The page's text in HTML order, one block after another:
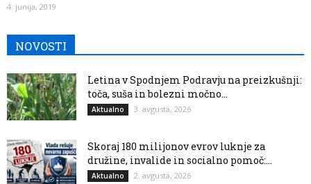
4. junija, 2019
NOVOSTI
Letina v Spodnjem Podravju na preizkušnji:
toča, suša in bolezni močno...
Aktualno 3. avgusta, 2026
Skoraj 180 milijonov evrov luknje za
družine, invalide in socialno pomoč:...
Aktualno 2. avgusta, 2026